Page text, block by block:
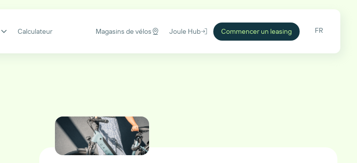
Calculateur Magasins de vélos Joule Hub Commencer un leasing FR